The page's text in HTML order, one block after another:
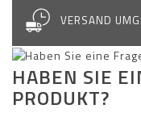
VERSAND
HABEN SIE
PRODUKT?